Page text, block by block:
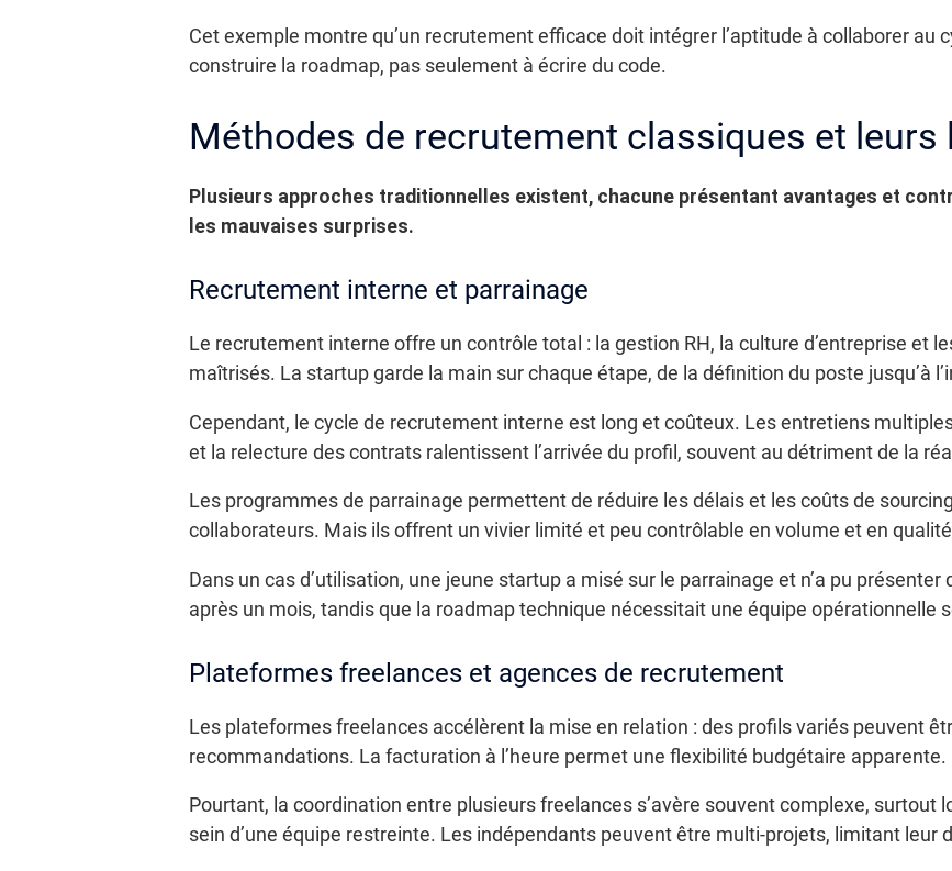
Cet exemple montre qu’un recrutement efficace doit intégrer l’aptitude à collaborer au
construire la roadmap, pas seulement à écrire du code.
Méthodes de recrutement classiques et leurs
Plusieurs approches traditionnelles existent, chacune présentant avantages et
les mauvaises surprises.
Recrutement interne et parrainage
Le recrutement interne offre un contrôle total : la gestion RH, la culture d’entreprise et
maîtrisés. La startup garde la main sur chaque étape, de la définition du poste jusqu’à
Cependant, le cycle de recrutement interne est long et coûteux. Les entretiens
et la relecture des contrats ralentissent l’arrivée du profil, souvent au détriment de la
Les programmes de parrainage permettent de réduire les délais et les coûts de
collaborateurs. Mais ils offrent un vivier limité et peu contrôlable en volume et en
Dans un cas d’utilisation, une jeune startup a misé sur le parrainage et n’a pu
après un mois, tandis que la roadmap technique nécessitait une équipe opérationnelle
Plateformes freelances et agences de recrutement
Les plateformes freelances accélèrent la mise en relation : des profils variés peuvent
recommandations. La facturation à l’heure permet une flexibilité budgétaire apparente.
Pourtant, la coordination entre plusieurs freelances s’avère souvent complexe, surtout
sein d’une équipe restreinte. Les indépendants peuvent être multi-projets, limitant leur